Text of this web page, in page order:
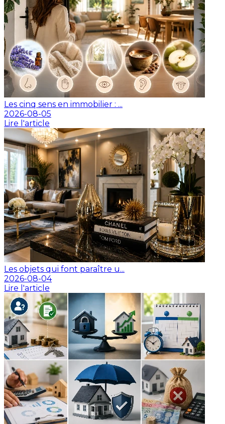
Les cinq sens en immobilier : ...
2026-08-05
Lire l'article
Les objets qui font paraître u...
2026-08-04
Lire l'article